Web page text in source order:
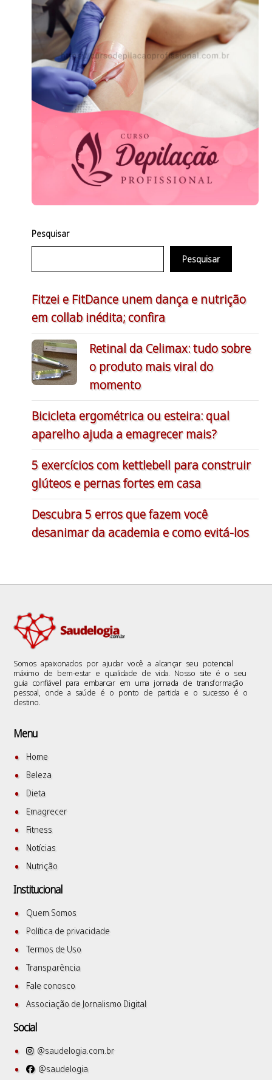
Pesquisar
Pesquisar
Fitzei e FitDance unem dança e nutrição
em collab inédita; confira
Retinal da Celimax: tudo sobre
o produto mais viral do
momento
Bicicleta ergométrica ou esteira: qual
aparelho ajuda a emagrecer mais?
5 exercícios com kettlebell para construir
glúteos e pernas fortes em casa
Descubra 5 erros que fazem você
desanimar da academia e como evitá-los
Somos apaixonados por ajudar você a alcançar seu potencial
máximo de bem-estar e qualidade de vida. Nosso site é o seu
guia confiável para embarcar em uma jornada de transformação
pessoal, onde a saúde é o ponto de partida e o sucesso é o
destino.
Menu
Home
Beleza
Dieta
Emagrecer
Fitness
Notícias
Nutrição
Institucional
Quem Somos
Política de privacidade
Termos de Uso
Transparência
Fale conosco
Associação de Jornalismo Digital
Social
@saudelogia.com.br
@saudelogia